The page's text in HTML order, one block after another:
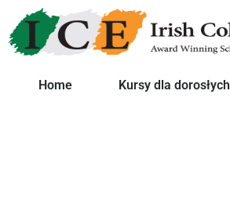
Home Kursy dla dorosłych